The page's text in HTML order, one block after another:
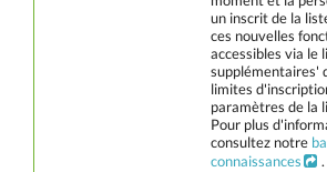
un inscrit de la
ces nouvelles
accessibles via le
supplémentaires'
limites
paramètres de la
Pour plus
consultez notre
connaissances
.